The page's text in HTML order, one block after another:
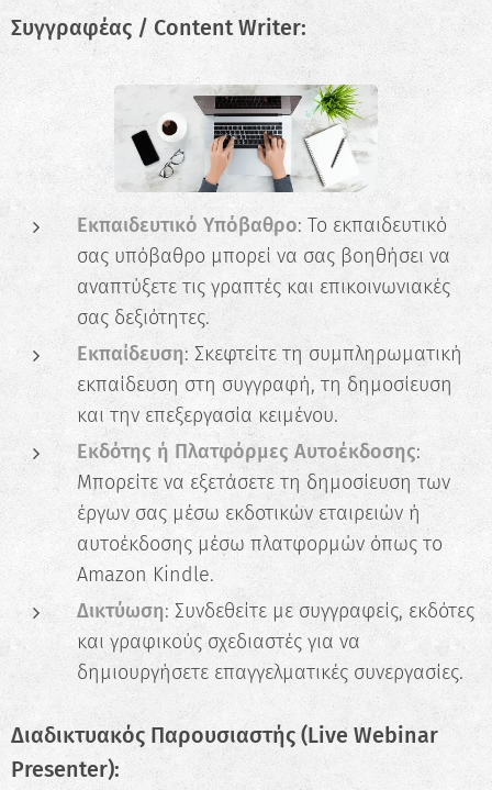
Συγγραφέας / Content Writer:
Εκπαιδευτικό Υπόβαθρο: Το εκπαιδευτικό
σας υπόβαθρο μπορεί να σας βοηθήσει να
αναπτύξετε τις γραπτές και επικοινωνιακές
σας δεξιότητες.
Εκπαίδευση: Σκεφτείτε τη συμπληρωματική
εκπαίδευση στη συγγραφή, τη δημοσίευση
και την επεξεργασία κειμένου.
Εκδότης ή Πλατφόρμες Αυτοέκδοσης:
Μπορείτε να εξετάσετε τη δημοσίευση των
έργων σας μέσω εκδοτικών εταιρειών ή
αυτοέκδοσης μέσω πλατφορμών όπως το
Amazon Kindle.
Δικτύωση: Συνδεθείτε με συγγραφείς, εκδότες
και γραφικούς σχεδιαστές για να
δημιουργήσετε επαγγελματικές συνεργασίες.
Διαδικτυακός Παρουσιαστής (Live Webinar
Presenter):